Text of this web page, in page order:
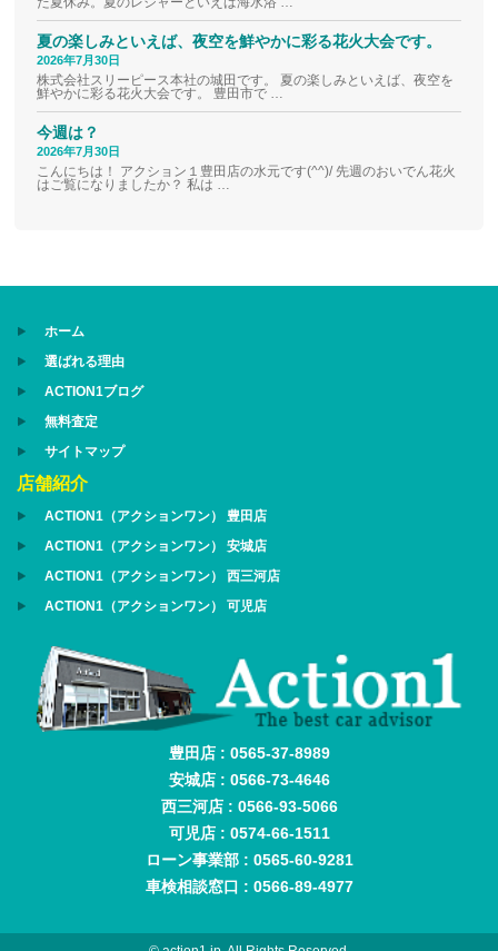
夏の楽しみといえば、夜空を鮮やかに彩る花火大会です。
2026年7月30日
株式会社スリーピース本社の城田です。 夏の楽しみといえば、夜空を
鮮やかに彩る花火大会です。 豊田市で …
今週は？
2026年7月30日
こんにちは！ アクション１豊田店の水元です(^^)/ 先週のおいでん花火
はご覧になりましたか？ 私は …
ホーム
選ばれる理由
ACTION1ブログ
無料査定
サイトマップ
店舗紹介
ACTION1（アクションワン） 豊田店
ACTION1（アクションワン） 安城店
ACTION1（アクションワン） 西三河店
ACTION1（アクションワン） 可児店
豊田店 : 0565-37-8989
安城店 : 0566-73-4646
西三河店 : 0566-93-5066
可児店 : 0574-66-1511
ローン事業部 : 0565-60-9281
車検相談窓口 : 0566-89-4977